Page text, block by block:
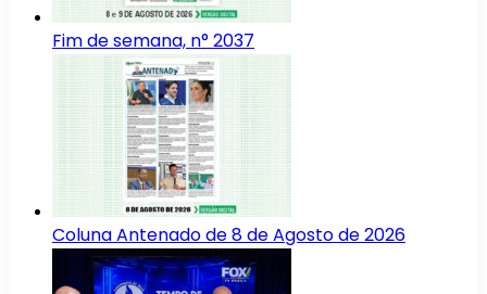
Fim de semana, n° 2037
Coluna Antenado de 8 de Agosto de 2026